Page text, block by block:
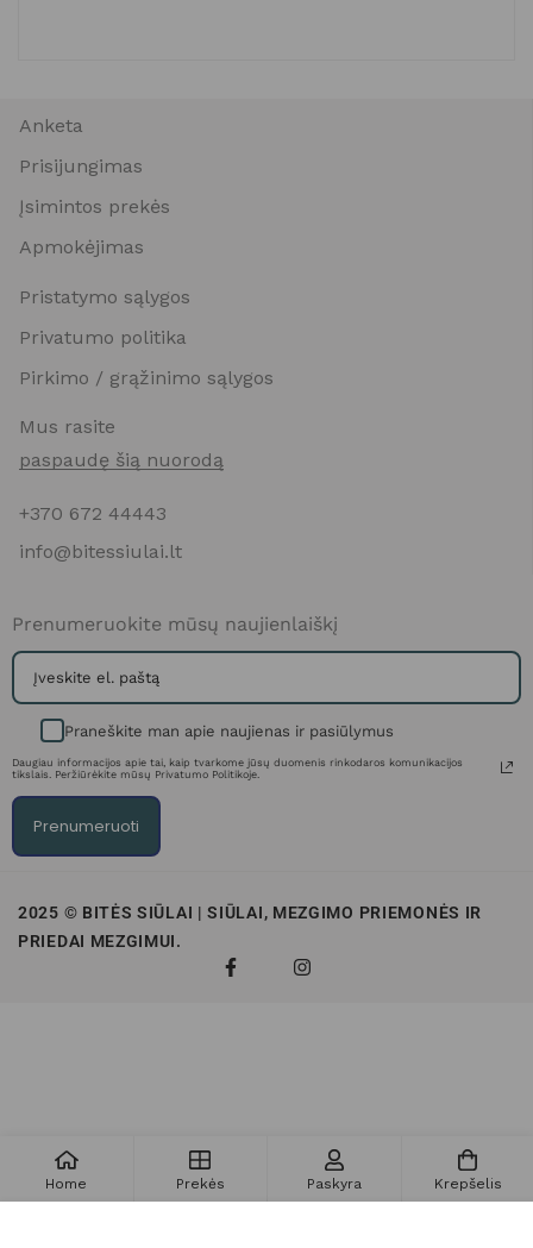
Anketa
Prisijungimas
Įsimintos prekės
Apmokėjimas
Pristatymo sąlygos
Privatumo politika
Pirkimo / grąžinimo sąlygos
Mus rasite
paspaudę šią nuorodą
+370 672 44443
info@bitessiulai.lt
Prenumeruokite mūsų naujienlaiškį
Praneškite man apie naujienas ir pasiūlymus
Daugiau informacijos apie tai, kaip tvarkome jūsų duomenis rinkodaros komunikacijos
tikslais. Peržiūrėkite mūsų Privatumo Politikoje.
Prenumeruoti
2025 © BITĖS SIŪLAI | SIŪLAI, MEZGIMO PRIEMONĖS IR
PRIEDAI MEZGIMUI.
Home Prekės Paskyra Krepšelis